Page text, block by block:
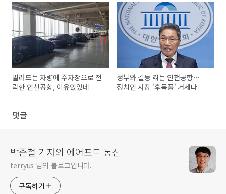
밀려드는 차량에 주차장으로 전
락한 인천공항, 이유있었네
정부와 갈등 겪는 인천공항···
정치인 사장 '후폭풍' 거세다
댓글
박준철 기자의 에어포트 통신
terryus 님의 블로그입니다.
구독하기